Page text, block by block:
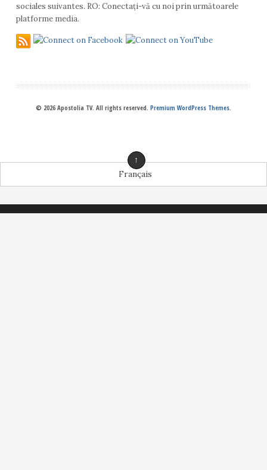
sociales suivantes. RO: Conectați-vă cu noi prin următoarele
platforme media.
© 2026 Apostolia TV. All rights reserved. Premium WordPress Themes.
↑
Français